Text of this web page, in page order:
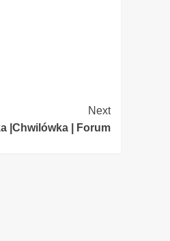
Next
|Chwilówka | Forum